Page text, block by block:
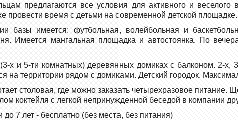
предлагаются все условия для активного и
провести время с детьми на современной детской площадке.
базы имеется: футбольная, волейбольная и
Имеется мангальная площадка и автостоянка. По
и 5-ти комнатных) деревянных домиках с балконом. 2-х,
на территории рядом с домиками. Детский городок.
столовая, где можно заказать четырехразовое питание.
коктейля с легкой непринужденной беседой в компании
до 7 лет - бесплатно (без места, без питания)